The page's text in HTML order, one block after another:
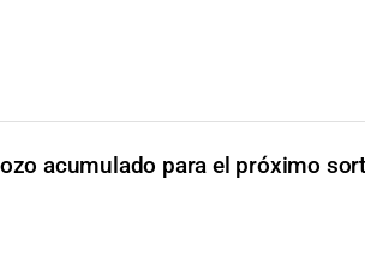
acumulado para el próximo